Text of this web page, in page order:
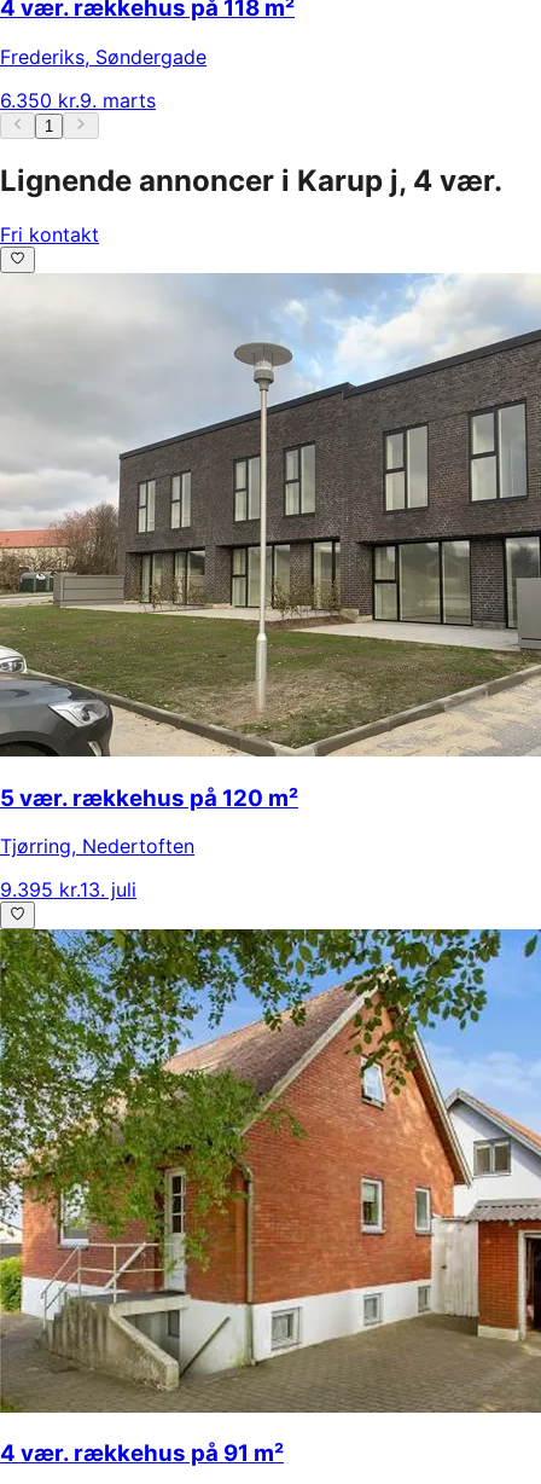
4 vær. rækkehus på 118 m²
Frederiks, Søndergade
6.350 kr.9. marts
1
Lignende annoncer i Karup j, 4 vær.
Fri kontakt
5 vær. rækkehus på 120 m²
Tjørring, Nedertoften
9.395 kr.13. juli
4 vær. rækkehus på 91 m²